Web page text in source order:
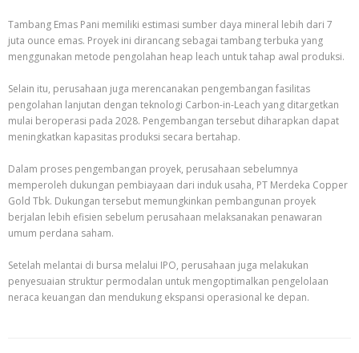
Tambang Emas Pani memiliki estimasi sumber daya mineral lebih dari 7
juta ounce emas. Proyek ini dirancang sebagai tambang terbuka yang
menggunakan metode pengolahan heap leach untuk tahap awal produksi.
Selain itu, perusahaan juga merencanakan pengembangan fasilitas
pengolahan lanjutan dengan teknologi Carbon-in-Leach yang ditargetkan
mulai beroperasi pada 2028. Pengembangan tersebut diharapkan dapat
meningkatkan kapasitas produksi secara bertahap.
Dalam proses pengembangan proyek, perusahaan sebelumnya
memperoleh dukungan pembiayaan dari induk usaha, PT Merdeka Copper
Gold Tbk. Dukungan tersebut memungkinkan pembangunan proyek
berjalan lebih efisien sebelum perusahaan melaksanakan penawaran
umum perdana saham.
Setelah melantai di bursa melalui IPO, perusahaan juga melakukan
penyesuaian struktur permodalan untuk mengoptimalkan pengelolaan
neraca keuangan dan mendukung ekspansi operasional ke depan.